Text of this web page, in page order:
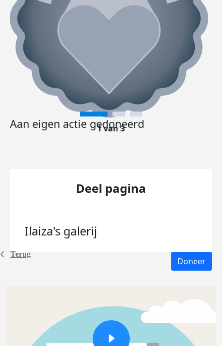
Terug
Aan eigen actie gedoneerd
1 van 3
Deel pagina
Ilaiza's galerij
Doneer